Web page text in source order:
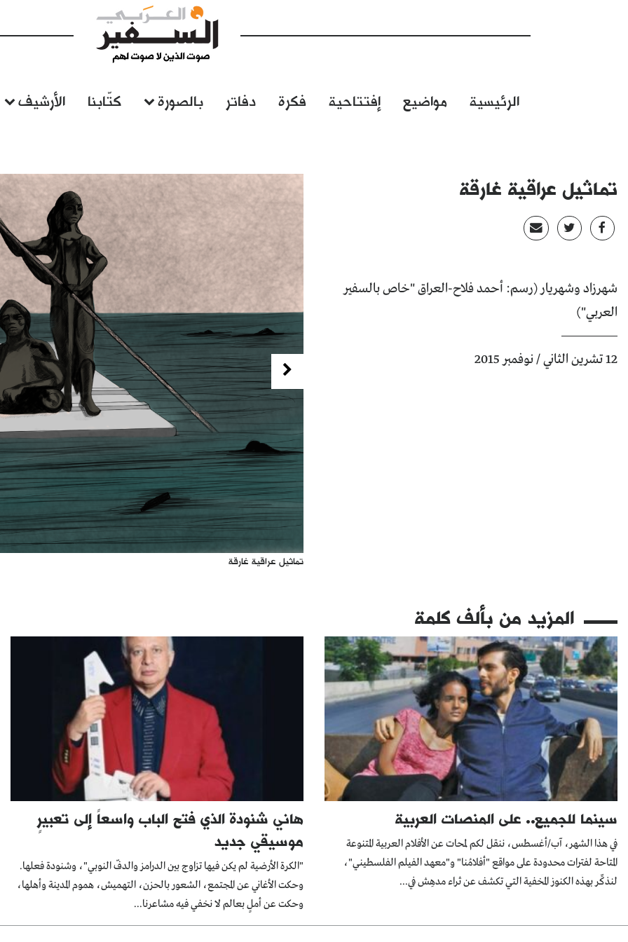
الرئيسية مواضيع إفتتاحية فكرة دفاتر بالصورة كتّابنا الأرشيف
تماثيل عراقية غارقة
شهرزاد وشهريار (رسم: أحمد فلاح-العراق "خاص بالسفير
العربي")
12 تشرين الثاني / نوفمبر 2015
تماثيل عراقية غارقة
Previous
المزيد من بألف كلمة
سينما للجميع.. على المنصات العربية
في هذا الشهر، آب/أغسطس، ننقل لكم لمحات عن الأفلام العربية المتنوعة
المتاحة لفترات محدودة على مواقع "أفلامُنا" و"معهد الفيلم الفلسطيني"،
لنذكِّر بهذه الكنوز المخفية التي تكشف عن ثراء مدهِش في...
هاني شنودة الذي فتح الباب واسعاً إلى تعبيرٍ
موسيقي جديد
"الكرة الأرضية لم يكن فيها تزاوج بين الدرامز والدفّ النوبي"، وشنودة فعلها.
وحكت الأغاني عن المجتمع، الشعور بالحزن، التهميش، هموم المدينة وأهلها،
وحكت عن أملٍ بعالم لا نخفي فيه مشاعرنا...